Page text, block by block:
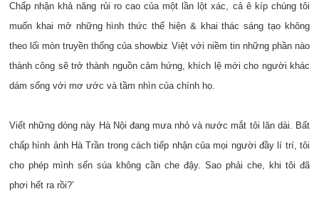
Chấp nhận khả năng rủi ro cao của một lần lột xác, cả ê kíp chúng tôi
muốn khai mở những hình thức thể hiện & khai thác sáng tạo không
theo lối mòn truyền thống của showbiz Việt với niềm tin những phần nào
thành công sẽ trở thành nguồn cảm hứng, khích lệ mới cho người khác
dám sống với mơ ước và tầm nhìn của chính họ.
Viết những dòng này Hà Nội đang mưa nhỏ và nước mắt tôi lăn dài. Bất
chấp hình ảnh Hà Trần trong cách tiếp nhận của mọi người đầy lí trí, tôi
cho phép mình sến súa không cần che đậy. Sao phải che, khi tôi đã
phơi hết ra rồi?’